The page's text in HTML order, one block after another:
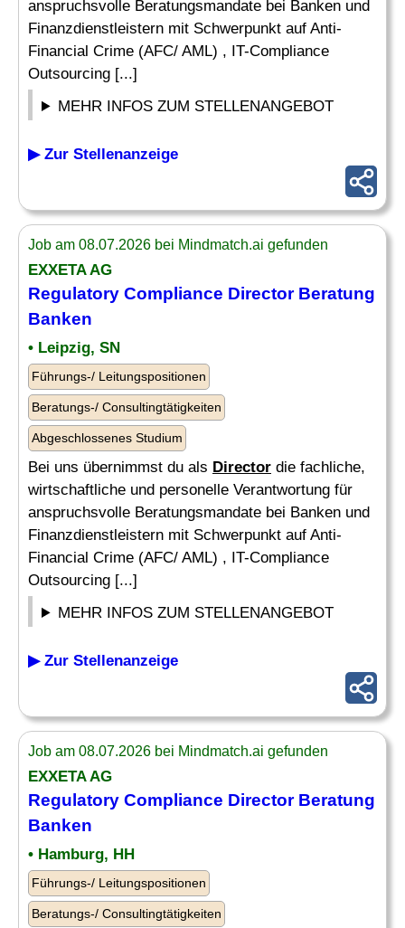
anspruchsvolle Beratungsmandate bei Banken und
Finanzdienstleistern mit Schwerpunkt auf Anti-
Financial Crime (AFC/ AML) , IT-Compliance
Outsourcing [...]
MEHR INFOS ZUM STELLENANGEBOT
▶ Zur Stellenanzeige
Job am 08.07.2026 bei Mindmatch.ai gefunden
EXXETA AG
Regulatory Compliance DirectorBeratung
Banken
• Leipzig, SN
Führungs-/ Leitungspositionen
Beratungs-/ Consultingtätigkeiten
Abgeschlossenes Studium
Bei uns übernimmst du als Director die fachliche,
wirtschaftliche und personelle Verantwortung für
anspruchsvolle Beratungsmandate bei Banken und
Finanzdienstleistern mit Schwerpunkt auf Anti-
Financial Crime (AFC/ AML) , IT-Compliance
Outsourcing [...]
MEHR INFOS ZUM STELLENANGEBOT
▶ Zur Stellenanzeige
Job am 08.07.2026 bei Mindmatch.ai gefunden
EXXETA AG
Regulatory Compliance DirectorBeratung
Banken
• Hamburg, HH
Führungs-/ Leitungspositionen
Beratungs-/ Consultingtätigkeiten